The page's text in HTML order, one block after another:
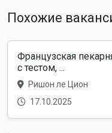
Похожие
Французская
с тестом, ...
Ришон ле Цион
17.10.2025